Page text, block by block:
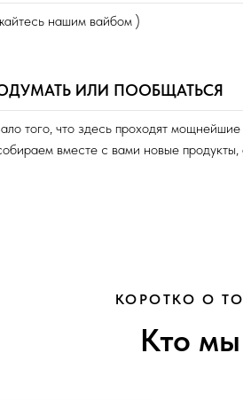
нашим вайбом )
ИЛИ ПООБЩАТЬСЯ
того, что здесь проходят
вместе с вами новые
КОРОТКО О
Кто мы